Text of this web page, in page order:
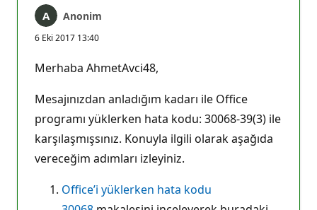
Anonim
6 Eki 2017 13:40
Merhaba AhmetAvci48,
Mesajınızdan anladığım kadarı ile Office
programı yüklerken hata kodu: 30068-39(3) ile
karşılaşmışsınız. Konuyla ilgili olarak aşağıda
vereceğim adımları izleyiniz.
Office’i yüklerken hata kodu